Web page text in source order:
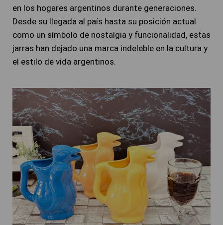
en los hogares argentinos durante generaciones.
Desde su llegada al país hasta su posición actual
como un símbolo de nostalgia y funcionalidad, estas
jarras han dejado una marca indeleble en la cultura y
el estilo de vida argentinos.